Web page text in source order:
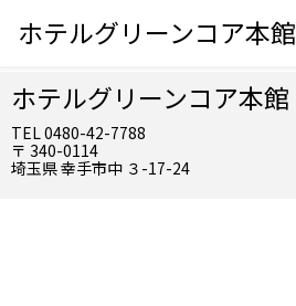
ホテルグリーンコア本館
ホテルグリーンコア本館
TEL 0480-42-7788
〒 340-0114
埼玉県 幸手市中 ３-17-24